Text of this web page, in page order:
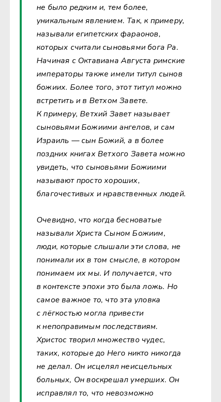
не было редким и, тем более,
уникальным явлением. Так, к примеру,
называли египетских фараонов,
которых считали сыновьями бога Ра.
Начиная с Октавиана Августа римские
императоры также имели титул сынов
божиих. Более того, этот титул можно
встретить и в Ветхом Завете.
К примеру, Ветхий Завет называет
сыновьями Божиими ангелов, и сам
Израиль — сын Божий, а в более
поздних книгах Ветхого Завета можно
увидеть, что сыновьями Божиими
называют просто хороших,
благочестивых и нравственных людей.
Очевидно, что когда бесноватые
называли Христа Сыном Божиим,
люди, которые слышали эти слова, не
понимали их в том смысле, в котором
понимаем их мы. И получается, что
в контексте эпохи это была ложь. Но
самое важное то, что эта уловка
с лёгкостью могла привести
к непоправимым последствиям.
Христос творил множество чудес,
таких, которые до Него никто никогда
не делал. Он исцелял неисцельных
больных, Он воскрешал умерших. Он
исправлял то, что невозможно